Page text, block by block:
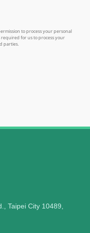
Taipei City 10489,